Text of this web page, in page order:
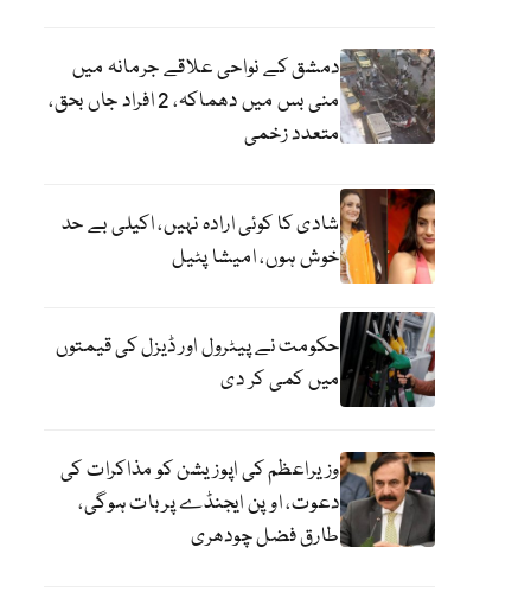
دمشق کے نواحی علاقے جرمانہ میں
منی بس میں دھماکہ، 2 افراد جاں بحق،
متعدد زخمی
شادی کا کوئی ارادہ نہیں، اکیلی بے حد
خوش ہوں، امیشا پٹیل
حکومت نے پیٹرول اور ڈیزل کی قیمتوں
میں کمی کر دی
وزیراعظم کی اپوزیشن کو مذاکرات کی
دعوت، اوپن ایجنڈے پر بات ہوگی،
طارق فضل چودھری